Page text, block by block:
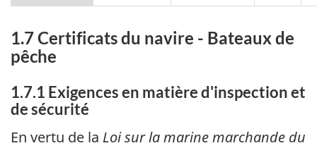
1.7 Certificats du navire - Bateaux de
pêche
1.7.1 Exigences en matière d'inspection et
de sécurité
En vertu de la Loi sur la marine marchande du